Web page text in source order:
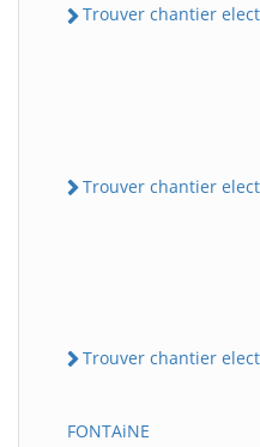
Trouver chantier
Trouver chantier
Trouver chantier
FONTAiNE